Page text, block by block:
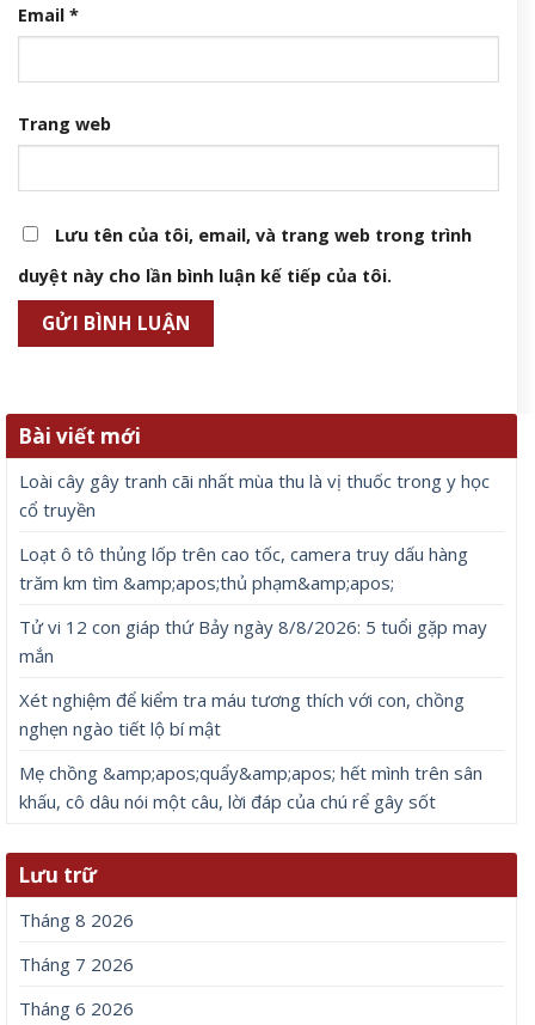
Email *
Trang web
Lưu tên của tôi, email, và trang web trong trình
duyệt này cho lần bình luận kế tiếp của tôi.
Bài viết mới
Loài cây gây tranh cãi nhất mùa thu là vị thuốc trong y học
cổ truyền
Loạt ô tô thủng lốp trên cao tốc, camera truy dấu hàng
trăm km tìm &amp;apos;thủ phạm&amp;apos;
Tử vi 12 con giáp thứ Bảy ngày 8/8/2026: 5 tuổi gặp may
mắn
Xét nghiệm để kiểm tra máu tương thích với con, chồng
nghẹn ngào tiết lộ bí mật
Mẹ chồng &amp;apos;quẩy&amp;apos; hết mình trên sân
khấu, cô dâu nói một câu, lời đáp của chú rể gây sốt
Lưu trữ
Tháng 8 2026
Tháng 7 2026
Tháng 6 2026